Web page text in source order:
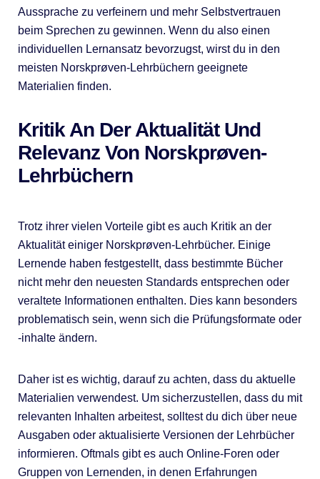
Aussprache zu verfeinern und mehr Selbstvertrauen
beim Sprechen zu gewinnen. Wenn du also einen
individuellen Lernansatz bevorzugst, wirst du in den
meisten Norskprøven-Lehrbüchern geeignete
Materialien finden.
Kritik An Der Aktualität Und
Relevanz Von Norskprøven-
Lehrbüchern
Trotz ihrer vielen Vorteile gibt es auch Kritik an der
Aktualität einiger Norskprøven-Lehrbücher. Einige
Lernende haben festgestellt, dass bestimmte Bücher
nicht mehr den neuesten Standards entsprechen oder
veraltete Informationen enthalten. Dies kann besonders
problematisch sein, wenn sich die Prüfungsformate oder
-inhalte ändern.
Daher ist es wichtig, darauf zu achten, dass du aktuelle
Materialien verwendest. Um sicherzustellen, dass du mit
relevanten Inhalten arbeitest, solltest du dich über neue
Ausgaben oder aktualisierte Versionen der Lehrbücher
informieren. Oftmals gibt es auch Online-Foren oder
Gruppen von Lernenden, in denen Erfahrungen